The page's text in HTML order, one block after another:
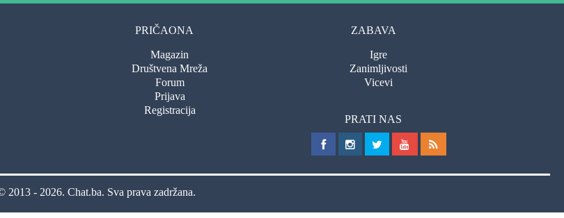
PRIČAONA
Magazin
Društvena Mreža
Forum
Prijava
Registracija
ZABAVA
Igre
Zanimljivosti
Vicevi
PRATI NAS
2013 - 2026. Chat.ba. Sva prava zadržana.